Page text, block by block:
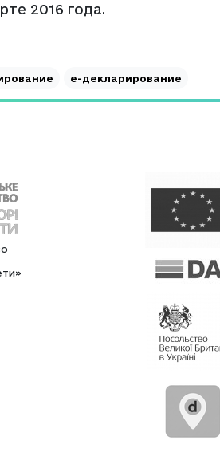
2016 года.
е-декларирование